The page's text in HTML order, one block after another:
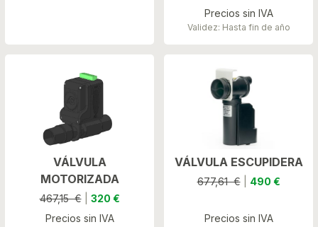
Precios sin IVA
Validez: Hasta fin de año
VÁLVULA
MOTORIZADA
467,15 €| 320 €
Precios sin IVA
VÁLVULA ESCUPIDERA
677,61 €| 490 €
Precios sin IVA